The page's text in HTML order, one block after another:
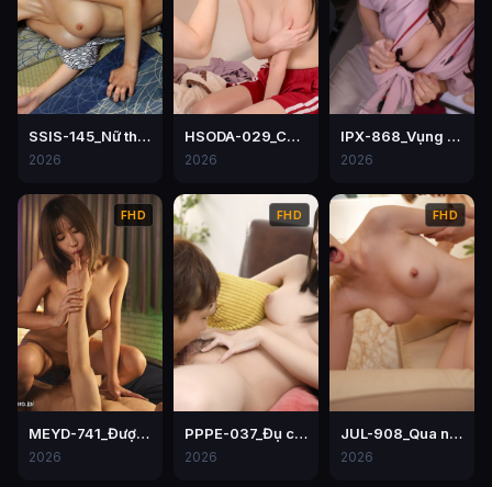
SSIS-145_Nữ thư ký bị chịch tơi tả trong một lần đi công tác với sếp
2026
HSODA-029_Cô chị kế đã ngồi lên mặt của tôi như thế này Mori Hinako
2026
IPX-868_Vụng trộm nơi công sở – Momo Sakura
2026
FHD
MEYD-741_Được cô đồng nghiệp bú cu mỗi ngày vì chồng lạnh nhạt
2026
FHD
PPPE-037_Đụ chị của người yêu – Hiyori Yoshioka
2026
FHD
JUL-908_Qua nhà bạn thân chơi, thanh niên chơi mẹ của bạn
2026